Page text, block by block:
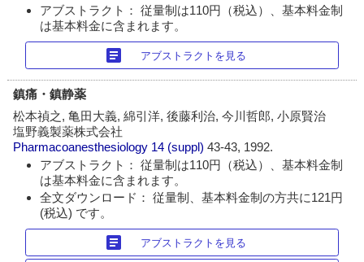
アブストラクト： 従量制は110円（税込）、基本料金制
は基本料金に含まれます。
article アブストラクトを見る
鎮痛・鎮静薬
松本禎之, 亀田大義, 綿引洋, 後藤利治, 今川哲郎, 小原賢治
塩野義製薬株式会社
Pharmacoanesthesiology 14 (suppl)43-43, 1992.
アブストラクト： 従量制は110円（税込）、基本料金制
は基本料金に含まれます。
全文ダウンロード： 従量制、基本料金制の方共に121円
(税込) です。
article アブストラクトを見る